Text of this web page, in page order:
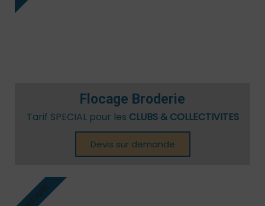
Flocage Broderie
Tarif SPECIAL pour les CLUBS & COLLECTIVITES
Devis sur demande
GRAVURE